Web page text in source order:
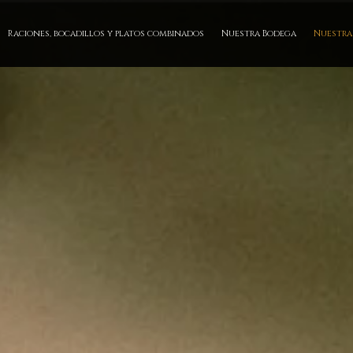
Raciones, bocadillos y platos combinados Nuestra Bodega